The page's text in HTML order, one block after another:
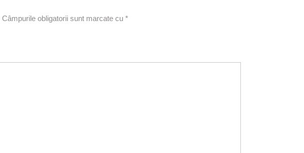
Câmpurile obligatorii sunt marcate cu *